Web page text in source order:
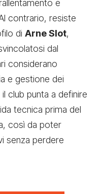
e
contrario, resiste
di Arne Slot,
dal
considerano
e gestione dei
club punta a definire
tecnica prima del
così da poter
senza perdere